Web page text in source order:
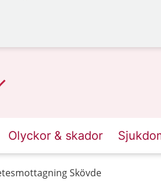
Olyckor & skador
Skövde